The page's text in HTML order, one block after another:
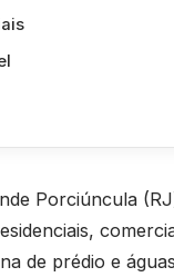
Porciúncula
de prédio e